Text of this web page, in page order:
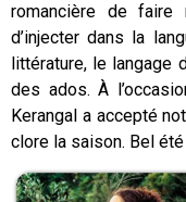
romancière de faire
d’injecter dans la
littérature, le langage
des ados. À
Kerangal a accepté
clore la saison. Bel été